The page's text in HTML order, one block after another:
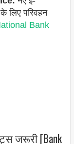
लिए परिवहन
Bank
जरूरी [Bank